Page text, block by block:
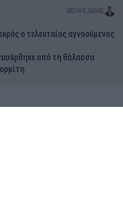
ΒΑΣΊΛΗΣ ΛΑΔΙΆΣ
ο τελευταίος αγνοούμενος
από τη θάλασσα